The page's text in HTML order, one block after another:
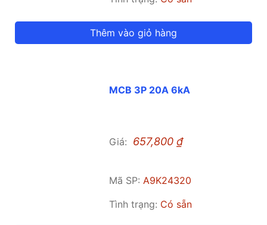
Thêm vào giỏ hàng
MCB 3P 20A 6kA
Giá: 657,800₫
Mã SP:A9K24320
Tình trạng: Có sẵn